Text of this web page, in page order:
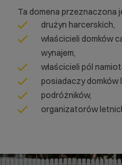
Ta domena przeznaczona
drużyn harcerskich,
właścicieli domków
wynajem,
właścicieli pól
posiadaczy domków
podróżników,
organizatorów